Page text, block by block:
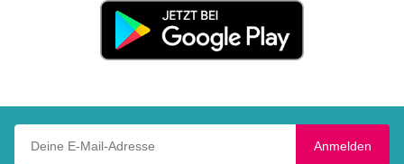
Jetzt
Google
Anmelden